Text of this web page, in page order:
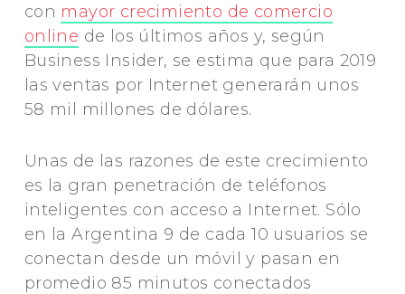
con mayor crecimiento de comercio
online de los últimos años y, según
Business Insider, se estima que para 2019
las ventas por Internet generarán unos
58 mil millones de dólares.
Unas de las razones de este crecimiento
es la gran penetración de teléfonos
inteligentes con acceso a Internet. Sólo
en la Argentina 9 de cada 10 usuarios se
conectan desde un móvil y pasan en
promedio 85 minutos conectados